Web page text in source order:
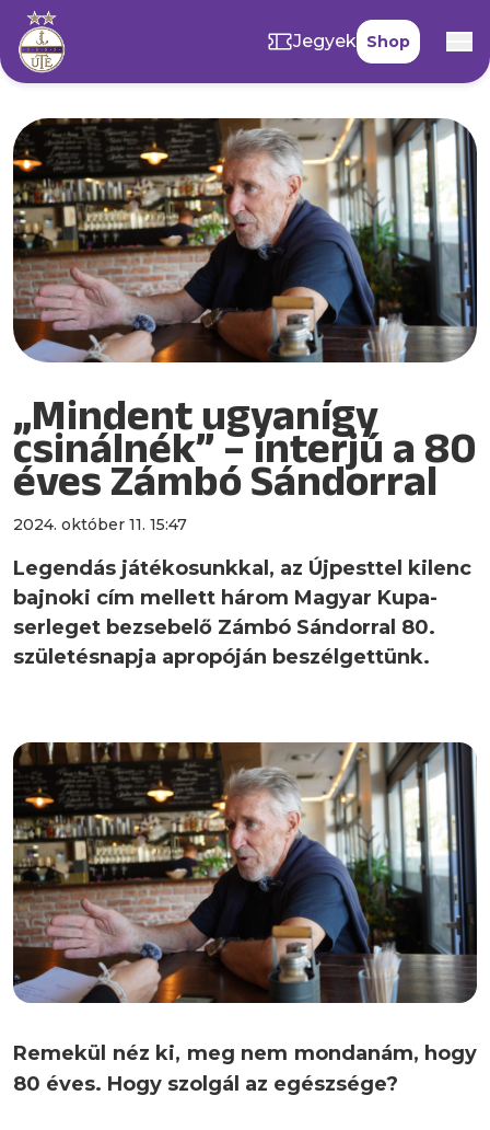
Jegyek Shop
„Mindent ugyanígy
csinálnék” – interjú a 80
éves Zámbó Sándorral
2024. október 11. 15:47
Legendás játékosunkkal, az Újpesttel kilenc
bajnoki cím mellett három Magyar Kupa-
serleget bezsebelő Zámbó Sándorral 80.
születésnapja apropóján beszélgettünk.
Remekül néz ki, meg nem mondanám, hogy
80 éves. Hogy szolgál az egészsége?